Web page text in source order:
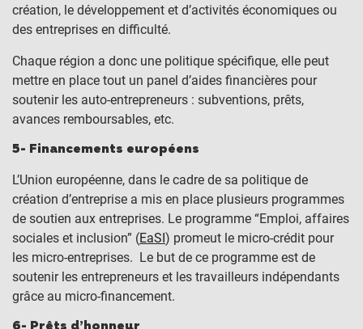
création, le développement et d’activités économiques ou
des entreprises en difficulté.
Chaque région a donc une politique spécifique, elle peut
mettre en place tout un panel d’aides financières pour
soutenir les auto-entrepreneurs : subventions, prêts,
avances remboursables, etc.
5- Financements européens
L’Union européenne, dans le cadre de sa politique de
création d’entreprise a mis en place plusieurs programmes
de soutien aux entreprises. Le programme “Emploi, affaires
sociales et inclusion” (EaSI) promeut le micro-crédit pour
les micro-entreprises. Le but de ce programme est de
soutenir les entrepreneurs et les travailleurs indépendants
grâce au micro-financement.